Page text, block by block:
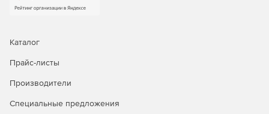
лабораторных испытаний.
Данные линейного выхода керна TCR %, SCR %, RQD
Каталог
Прайс-листы
Производители
Специальные предложения